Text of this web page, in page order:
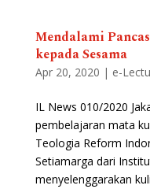
Mendalami
kepada Sesama
Apr 20, 2020 | e-
IL News 010/2020
pembelajaran mata
Teologia Reform
Setiamarga dari
menyelenggarakan